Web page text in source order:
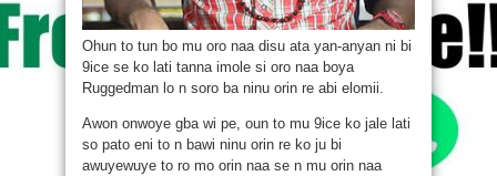
Ohun to tun bo mu oro naa disu ata yan-anyan ni bi
9ice se ko lati tanna imole si oro naa boya
Ruggedman lo n soro ba ninu orin re abi elomii.
Awon onwoye gba wi pe, oun to mu 9ice ko jale lati
so pato eni to n bawi ninu orin re ko ju bi
awuyewuye to ro mo orin naa se n mu orin naa